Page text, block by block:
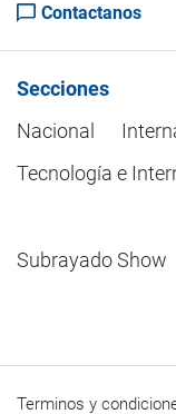
Contactanos
Secciones
Nacional
Tecnología e
Subrayado Show
Terminos y